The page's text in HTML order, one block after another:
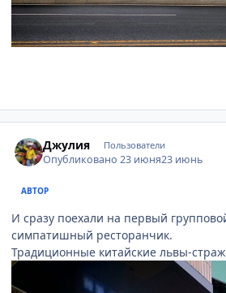
Джулия Пользователи
Опубликовано23 июня23 июнь
АВТОР
И сразу поехали на первый
симпатишный ресторанчик.
Традиционные китайские львы-